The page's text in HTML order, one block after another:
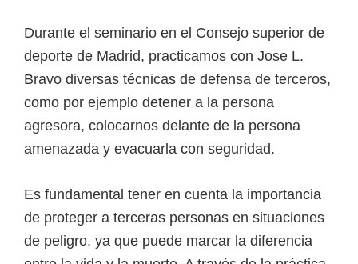
Durante el seminario en el Consejo superior de
deporte de Madrid, practicamos con Jose L.
Bravo diversas técnicas de defensa de terceros,
como por ejemplo detener a la persona
agresora, colocarnos delante de la persona
amenazada y evacuarla con seguridad.
Es fundamental tener en cuenta la importancia
de proteger a terceras personas en situaciones
de peligro, ya que puede marcar la diferencia